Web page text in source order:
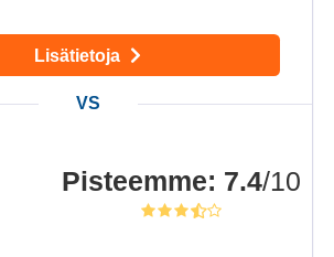
Lisätietoja
Pisteemme: 7.4/10